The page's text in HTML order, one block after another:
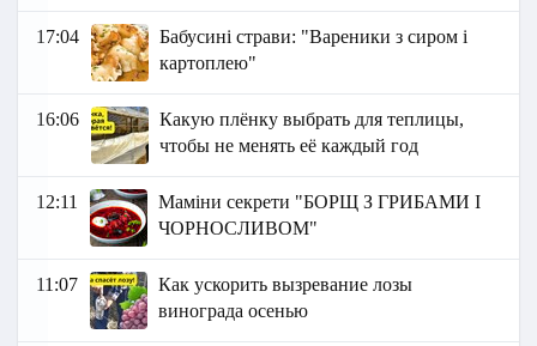
17:04
Бабусині страви: "Вареники з сиром і
картоплею"
16:06
Какую плёнку выбрать для теплицы,
чтобы не менять её каждый год
12:11
Маміни секрети "БОРЩ З ГРИБАМИ І
ЧОРНОСЛИВОМ"
11:07
Как ускорить вызревание лозы
винограда осенью